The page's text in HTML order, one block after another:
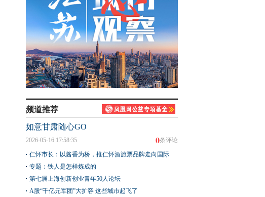
频道推荐
如意甘肃随心GO
0条评论
2026-05-16 17:58:35
仁怀市长：以酱香为桥，推仁怀酒旅票品牌走向国际
专题：铁人是怎样炼成的
第七届上海创新创业青年50人论坛
A股“千亿元军团”大扩容 这些城市起飞了